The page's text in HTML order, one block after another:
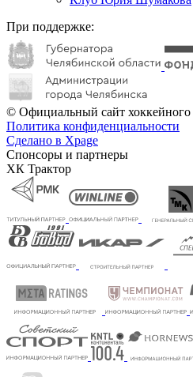
При поддержке:
© Официальный сайт хоккейного
Политика конфиденциальности
Сделано в Xpage
Спонсоры и партнеры
ХК Трактор